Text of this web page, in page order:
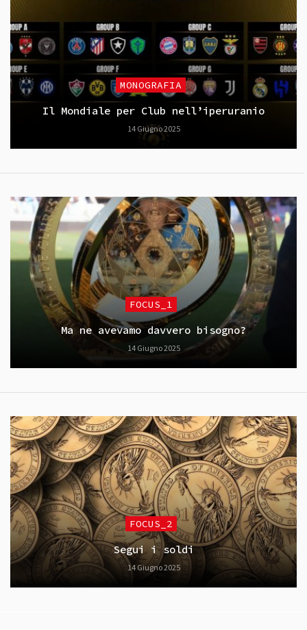
MONOGRAFIA
Il Mondiale per Club nell’iperuranio
14 Giugno 2025
FOCUS_1
Ma ne avevamo davvero bisogno?
14 Giugno 2025
FOCUS_2
Segui i soldi
14 Giugno 2025